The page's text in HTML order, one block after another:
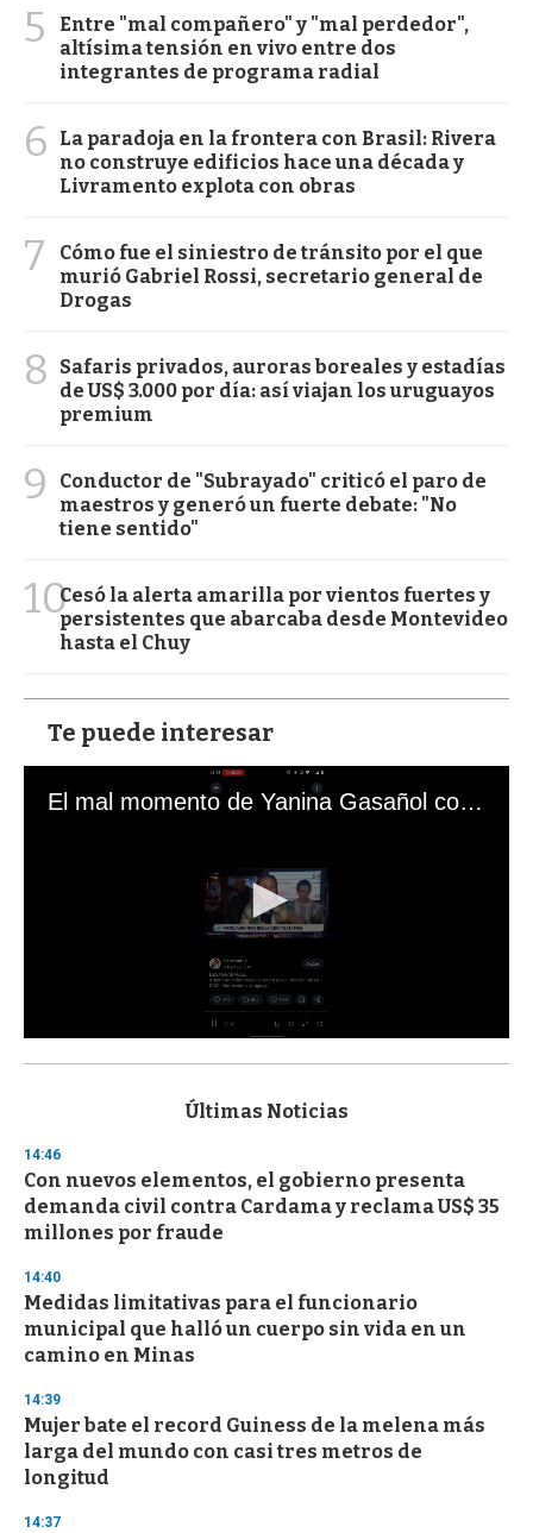
5
Entre "mal compañero" y "mal perdedor",
altísima tensión en vivo entre dos
integrantes de programa radial
6
La paradoja en la frontera con Brasil: Rivera
no construye edificios hace una década y
Livramento explota con obras
7
Cómo fue el siniestro de tránsito por el que
murió Gabriel Rossi, secretario general de
Drogas
8
Safaris privados, auroras boreales y estadías
de US$ 3.000 por día: así viajan los uruguayos
premium
9
Conductor de "Subrayado" criticó el paro de
maestros y generó un fuerte debate: "No
tiene sentido"
10Cesó la alerta amarilla por vientos fuertes y
persistentes que abarcaba desde Montevideo
hasta el Chuy
Te puede interesar
El mal momento de Yanina Gasañol con un hincha argentino en "Subrayado"
s
d
s
o
f
3
s
e
c
o
n
Últimas Noticias
14:46
Con nuevos elementos, el gobierno presenta
demanda civil contra Cardama y reclama US$ 35
millones por fraude
14:40
Medidas limitativas para el funcionario
municipal que halló un cuerpo sin vida en un
camino en Minas
14:39
Mujer bate el record Guiness de la melena más
larga del mundo con casi tres metros de
longitud
14:37